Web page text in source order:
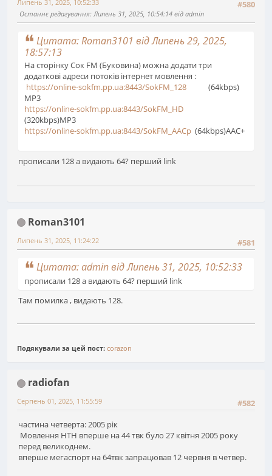
#580
Липень 31, 2025, 10:52:33
Останнє редагування: Липень 31, 2025, 10:54:14 від admin
Цитата: Roman3101 від Липень 29, 2025,
18:57:13
На сторінку Сок FM (Буковина) можна додати три
додаткові адреси потоків інтернет мовлення :
https://online-sokfm.pp.ua:8443/SokFM_128 (64kbps)
MP3
https://online-sokfm.pp.ua:8443/SokFM_HD
(320kbps)MP3
https://online-sokfm.pp.ua:8443/SokFM_AACp (64kbps)AAC+
прописали 128 а видають 64? перший link
Roman3101
#581
Липень 31, 2025, 11:24:22
Цитата: admin від Липень 31, 2025, 10:52:33
прописали 128 а видають 64? перший link
Там помилка , видають 128.
Подякували за цей пост: corazon
radiofan
#582
Серпень 01, 2025, 11:55:59
частина четверта: 2005 рік
Мовлення НТН вперше на 44 твк було 27 квітня 2005 року
перед великоднем.
вперше мегаспорт на 64твк запрацював 12 червня в четвер.